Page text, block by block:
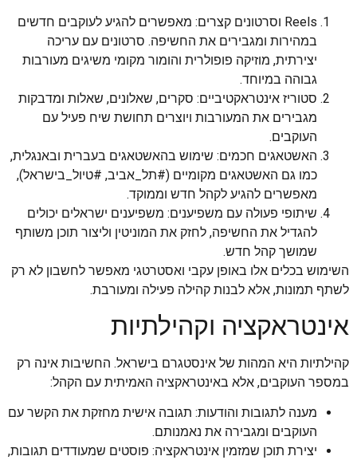
Reels וסרטונים קצרים: מאפשרים להגיע לעוקבים חדשים
במהירות ומגבירים את החשיפה. סרטונים עם עריכה
יצירתית, מוזיקה פופולרית והומור מקומי משיגים מעורבות
גבוהה במיוחד.
סטוריז אינטראקטיביים: סקרים, שאלונים, שאלות ומדבקות
מגבירים את המעורבות ויוצרים תחושת שיח פעיל עם
העוקבים.
האשטאגים חכמים: שימוש בהאשטאגים בעברית ובאנגלית,
כמו גם האשטאגים מקומיים (#תל_אביב, #טיול_בישראל),
מאפשרים להגיע לקהל חדש וממוקד.
שיתופי פעולה עם משפיענים: משפיענים ישראלים יכולים
להגדיל את החשיפה, לחזק את המוניטין וליצור תוכן משותף
שמושך קהל חדש.
השימוש בכלים אלו באופן עקבי ואסטרטגי מאפשר לחשבון לא רק
לשתף תמונות, אלא לבנות קהילה פעילה ומעורבת.
אינטראקציה וקהילתיות
קהילתיות היא המהות של אינסטגרם בישראל. החשיבות אינה רק
במספר העוקבים, אלא באינטראקציה האמיתית עם הקהל:
מענה לתגובות והודעות: תגובה אישית מחזקת את הקשר עם
העוקבים ומגבירה את נאמנותם.
יצירת תוכן שמזמין אינטראקציה: פוסטים שמעודדים תגובות,